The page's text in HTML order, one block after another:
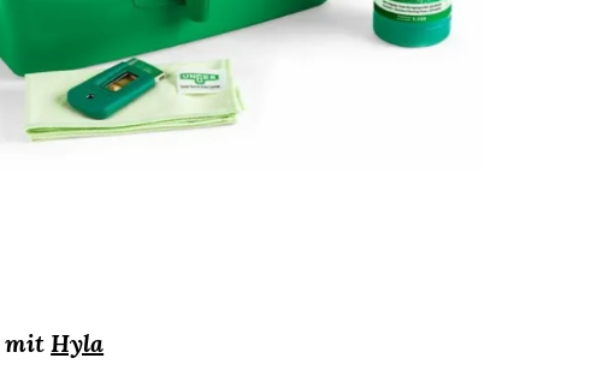
mit Hyla